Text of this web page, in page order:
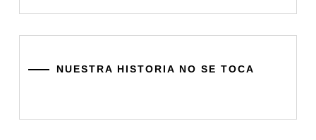
NUESTRA HISTORIA NO SE TOCA